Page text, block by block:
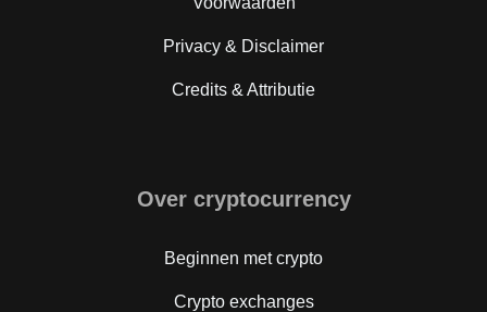
Privacy & Disclaimer
Credits & Attributie
Over cryptocurrency
Beginnen met crypto
Crypto exchanges